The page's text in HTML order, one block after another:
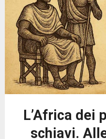
L’Africa dei
schiavi.